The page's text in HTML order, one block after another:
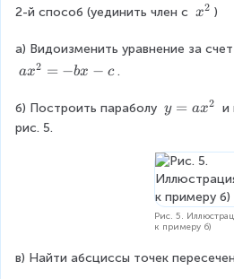
2-й способ (уединить член с x
{
x2 )
а) Видоизменить уравнение за
a
^
{
-
c
ax2 = −bx − c .
б) Построить параболу y
x
^
{
2
}
y = ax2 и
рис. 5.
Рис. 5.
к примеру б)
в) Найти абсциссы точек